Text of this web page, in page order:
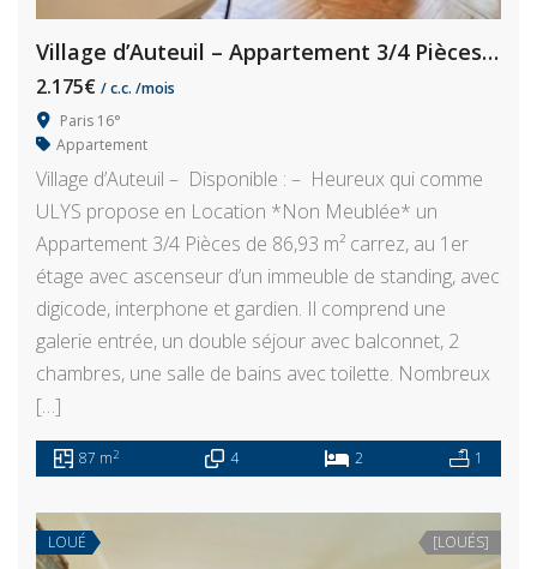
Village d’Auteuil – Appartement 3/4 Pièces, 87 m²
2.175€ / c.c. /mois
Paris 16°
Appartement
Village d’Auteuil – Disponible : – Heureux qui comme
ULYS propose en Location *Non Meublée* un
Appartement 3/4 Pièces de 86,93 m² carrez, au 1er
étage avec ascenseur d’un immeuble de standing, avec
digicode, interphone et gardien. Il comprend une
galerie entrée, un double séjour avec balconnet, 2
chambres, une salle de bains avec toilette. Nombreux
[…]
87 m2 4 2 1
LOUÉ [LOUÉS]